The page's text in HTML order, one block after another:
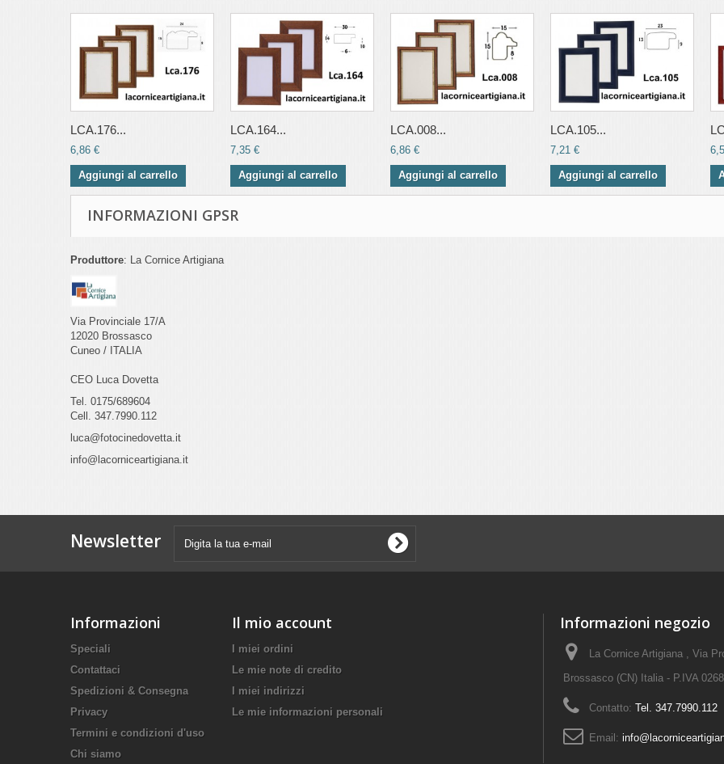
LCA.176...
6,86 €
Aggiungi al carrello
LCA.164...
7,35 €
Aggiungi al carrello
LCA.008...
6,86 €
Aggiungi al carrello
LCA.105...
7,21 €
Aggiungi al carrello
INFORMAZIONI GPSR
Produttore: La Cornice Artigiana
Via Provinciale 17/A
12020 Brossasco
Cuneo / ITALIA
CEO Luca Dovetta
Tel. 0175/689604
Cell. 347.7990.112
luca@fotocinedovetta.it
info@lacorniceartigiana.it
Newsletter
Informazioni
Speciali
Contattaci
Spedizioni & Consegna
Privacy
Termini e condizioni d'uso
Chi siamo
Il mio account
I miei ordini
Le mie note di credito
I miei indirizzi
Le mie informazioni personali
Informazioni negozio
La Cornice Artigiana , Via
Brossasco (CN) Italia - P.IVA
Contatto: Tel. 347.7990.112
Email: